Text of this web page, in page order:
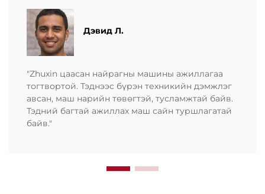
Дэвид Л.
"Zhuxin цаасан найрагны машины ажиллагаа
тогтвортой. Тэднээс бүрэн техникийн дэмжлэг
авсан, маш нарийн төвөгтэй, тусламжтай байв.
Тэдний багтай ажиллах маш сайн туршлагатай
байв."